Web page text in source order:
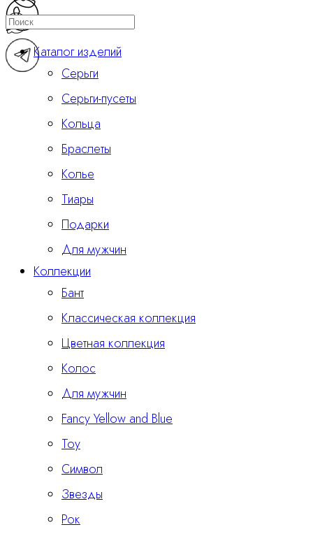
Каталог изделий
Серьги
Серьги-пусеты
Кольца
Браслеты
Колье
Тиары
Подарки
Для мужчин
Коллекции
Бант
Классическая коллекция
Цветная коллекция
Колос
Для мужчин
Fancy Yellow and Blue
Тоу
Символ
Звезды
Рок